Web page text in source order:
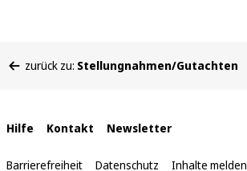
befinden
zurück zu: Stellungnahmen/Gutachten
Interne
Links
Hilfe Kontakt Newsletter
Barrierefreiheit Datenschutz Inhalte melden